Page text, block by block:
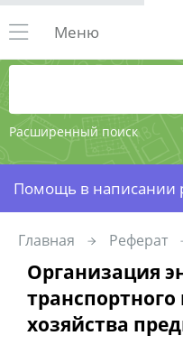
Расширенный поиск
Меню
Помощь в написании
Главная Реферат
Организация
транспортного
хозяйства